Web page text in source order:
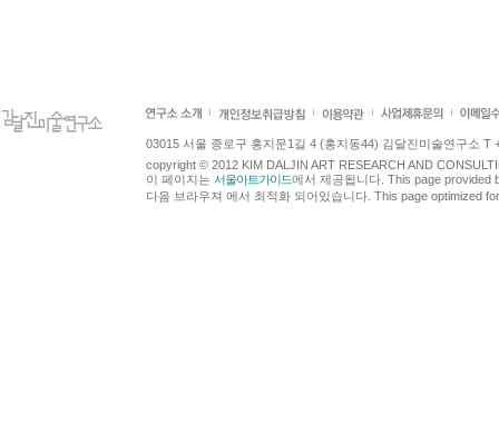
03015 서울 종로구 홍지문1길 4 (홍지동44) 김달진미술연구소 T
copyright © 2012 KIM DALJIN ART RESEARCH AND
이 페이지는 서울아트가이드에서 제공됩니다. This page provided
다음 브라우져 에서 최적화 되어있습니다. This page optimized